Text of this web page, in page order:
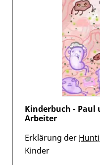
Kinderbuch - Paul
Arbeiter
Erklärung der
Kinder